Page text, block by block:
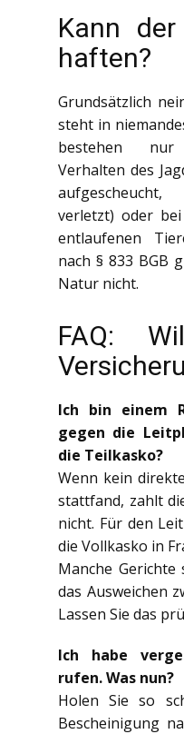
Kann
haften?
Grundsätzlich
steht in
bestehen nur
Verhalten des
verletzt) oder
entlaufenen
nach § 833 BGB
Natur nicht.
FAQ:
Ich bin einem
gegen die
die Teilkasko?
Wenn kein
stattfand, zahlt
nicht. Für den
die Vollkasko in
Manche
das Ausweichen
Lassen Sie das
Ich habe
rufen. Was nun?
Holen Sie so
Bescheinigung